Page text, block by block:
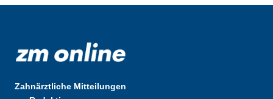
Zahnärztliche Mitteilungen